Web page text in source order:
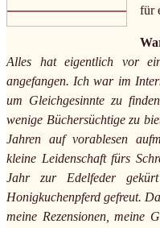
für
Alles hat eigentlich vor
angefangen. Ich war im
um Gleichgesinnte zu
wenige Büchersüchtige zu
Jahren auf vorablesen
kleine Leidenschaft fürs
Jahr zur Edelfeder
Honigkuchenpferd gefreut.
meine Rezensionen, meine